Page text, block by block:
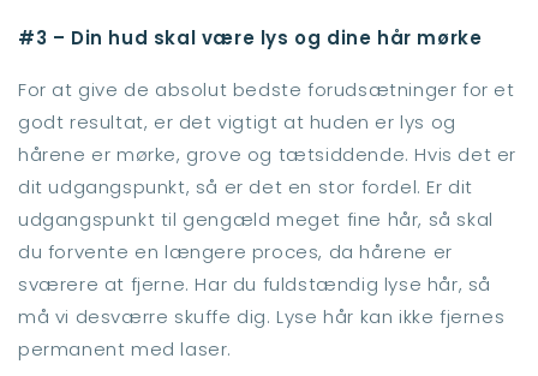
#3 – Din hud skal være lys og dine hår mørke
For at give de absolut bedste forudsætninger for et
godt resultat, er det vigtigt at huden er lys og
hårene er mørke, grove og tætsiddende. Hvis det er
dit udgangspunkt, så er det en stor fordel. Er dit
udgangspunkt til gengæld meget fine hår, så skal
du forvente en længere proces, da hårene er
sværere at fjerne. Har du fuldstændig lyse hår, så
må vi desværre skuffe dig. Lyse hår kan ikke fjernes
permanent med laser.